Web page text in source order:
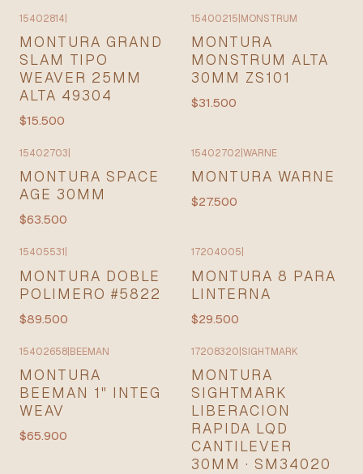
15402814|
MONTURA GRAND
SLAM TIPO
WEAVER 25MM
ALTA 49304
$15.500
15400215|MONSTRUM
MONTURA
MONSTRUM ALTA
30MM ZS101
$31.500
15402703
MONTURA SPACE
AGE 30MM
$63.500
15402702 WARNE
MONTURA WARNE
$27.500
15405531
MONTURA DOBLE
POLIMERO #5822
$89.500
17204005
MONTURA 8 PARA
LINTERNA
$29.500
15402658 BEEMAN
MONTURA
BEEMAN 1" INTEG
WEAV
$65.900
17208320 SIGHTMARK
MONTURA
SIGHTMARK
LIBERACION
RAPIDA LQD
CANTILEVER
30MM · SM34020